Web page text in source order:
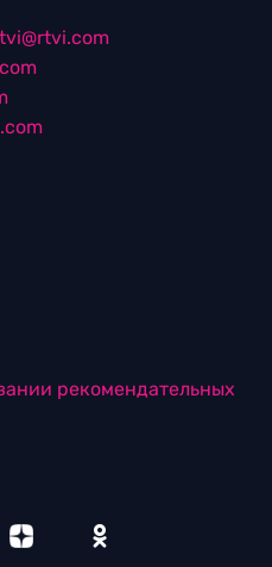
рекомендательных